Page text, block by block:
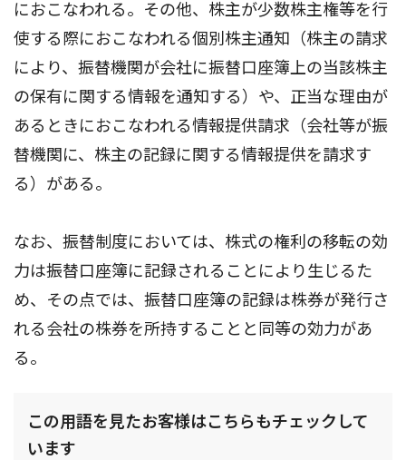
におこなわれる。その他、株主が少数株主権等を行
使する際におこなわれる個別株主通知（株主の請求
により、振替機関が会社に振替口座簿上の当該株主
の保有に関する情報を通知する）や、正当な理由が
あるときにおこなわれる情報提供請求（会社等が振
替機関に、株主の記録に関する情報提供を請求す
る）がある。
なお、振替制度においては、株式の権利の移転の効
力は振替口座簿に記録されることにより生じるた
め、その点では、振替口座簿の記録は株券が発行さ
れる会社の株券を所持することと同等の効力があ
る。
この用語を見たお客様はこちらもチェックして
います